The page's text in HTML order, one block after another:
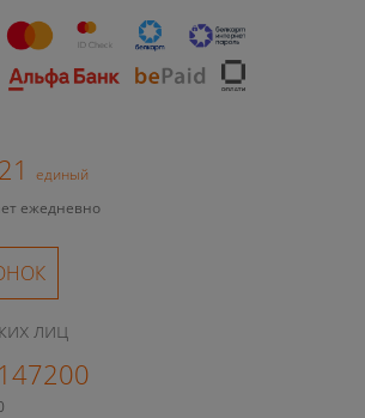
единый
ежедневно
лиц